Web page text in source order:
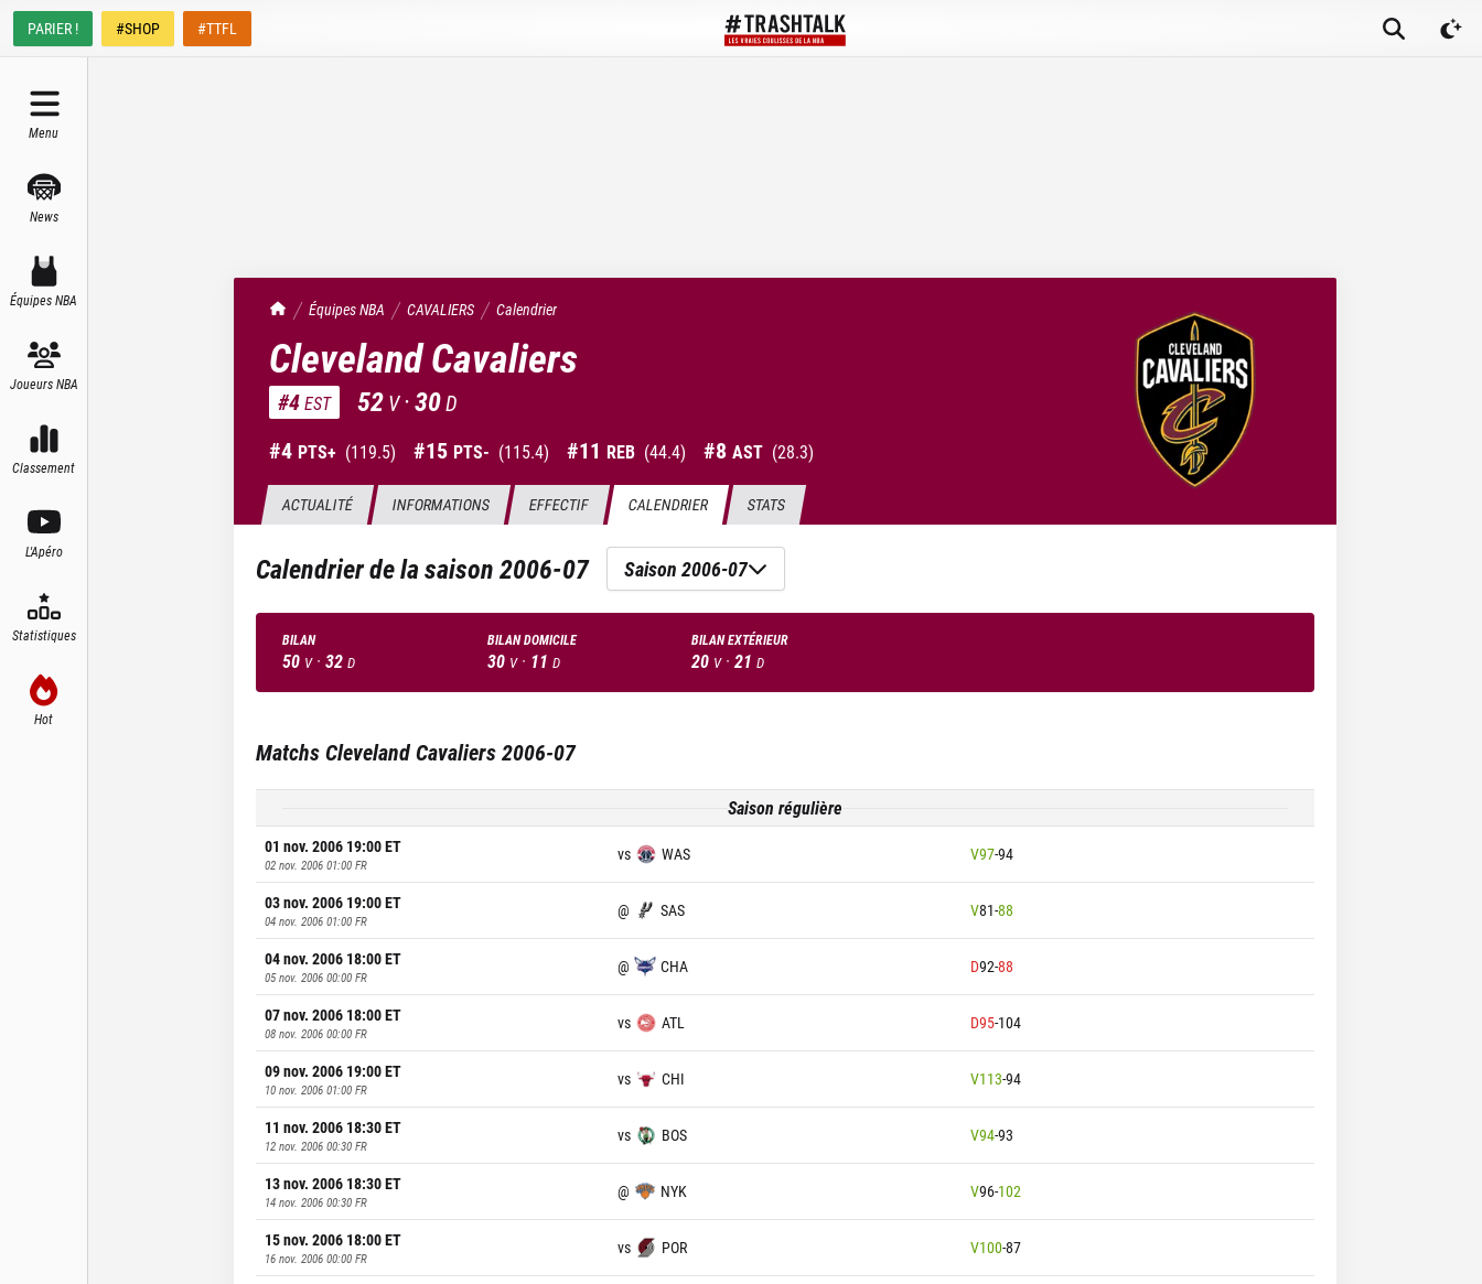
PARIER ! #SHOP #TTFL
Menu
News
Équipes NBA
Joueurs NBA
Classement
L'Apéro
Statistiques
Hot
TrashTalk Actu NBA
Équipes NBA CAVALIERS Calendrier
Cleveland Cavaliers
#4EST 52 V ·30D
#4 PTS+ (119.5) #15 PTS- (115.4) #11 REB (44.4) #8 AST (28.3)
ACTUALITÉ INFORMATIONS EFFECTIF CALENDRIER STATS
Calendrier de la saison2006-07 Saison 2006-07
BILAN
50 V · 32 D
BILAN DOMICILE
30 V · 11 D
BILAN EXTÉRIEUR
20 V · 21 D
MatchsCleveland Cavaliers2006-07
Saison régulière
01 nov. 2006 19:00ET
02 nov. 2006 01:00 FR
vs WAS V97-94
03 nov. 2006 19:00ET
04 nov. 2006 01:00 FR
@ SAS V81-88
04 nov. 2006 18:00ET
05 nov. 2006 00:00 FR
@ CHA D92-88
07 nov. 2006 18:00ET
08 nov. 2006 00:00 FR
vs ATL D95-104
09 nov. 2006 19:00ET
10 nov. 2006 01:00 FR
vs CHI V113-94
11 nov. 2006 18:30ET
12 nov. 2006 00:30 FR
vs BOS V94-93
13 nov. 2006 18:30ET
14 nov. 2006 00:30 FR
@ NYK V96-102
15 nov. 2006 18:00ET
16 nov. 2006 00:00 FR
vs POR V100-87